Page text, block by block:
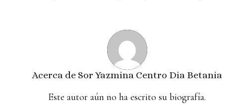
Acerca de Sor Yazmina Centro Dia Betania
Este autor aún no ha escrito su biografía.